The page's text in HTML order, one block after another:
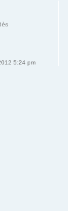
5:24 pm